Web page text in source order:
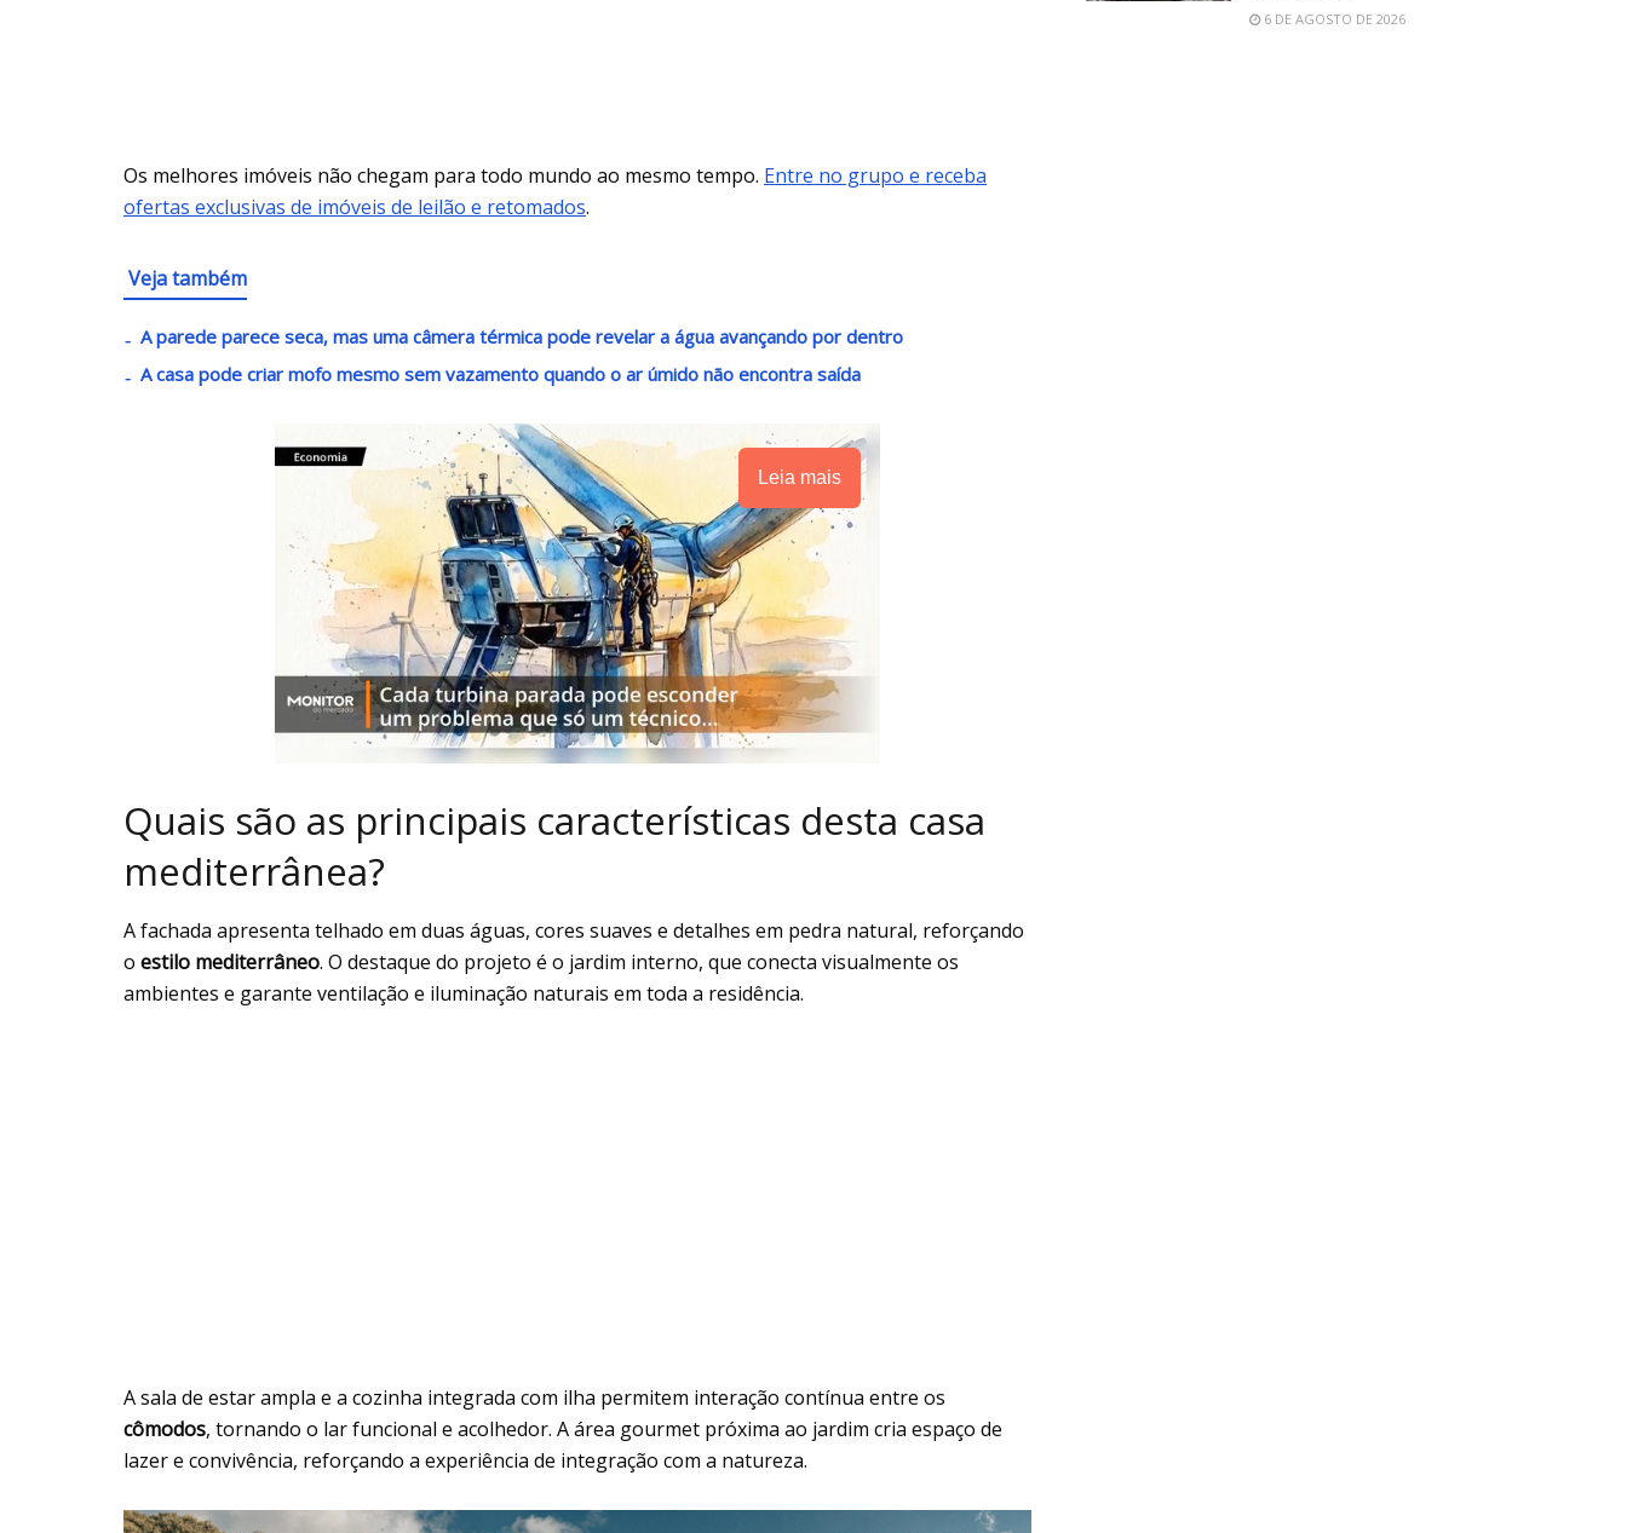
Os melhores imóveis não chegam para todo mundo ao mesmo tempo. Entre no grupo e receba
ofertas exclusivas de imóveis de leilão e retomados.
Veja também
A parede parece seca, mas uma câmera térmica pode revelar a água avançando por dentro
A casa pode criar mofo mesmo sem vazamento quando o ar úmido não encontra saída
Leia mais
Quais são as principais características desta casa
mediterrânea?
A fachada apresenta telhado em duas águas, cores suaves e detalhes em pedra natural, reforçando
o estilo mediterrâneo. O destaque do projeto é o jardim interno, que conecta visualmente os
ambientes e garante ventilação e iluminação naturais em toda a residência.
A sala de estar ampla e a cozinha integrada com ilha permitem interação contínua entre os
cômodos, tornando o lar funcional e acolhedor. A área gourmet próxima ao jardim cria espaço de
lazer e convivência, reforçando a experiência de integração com a natureza.
6 DE AGOSTO DE 2026